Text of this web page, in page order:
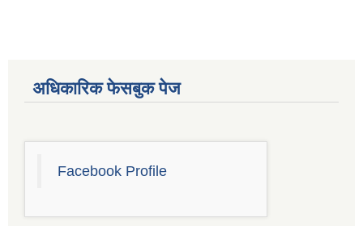
अधिकारिक फेसबुक पेज
Facebook Profile